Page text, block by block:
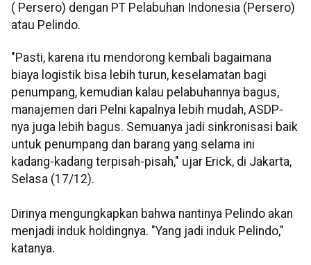
( Persero) dengan PT Pelabuhan Indonesia (Persero)
atau Pelindo.
"Pasti, karena itu mendorong kembali bagaimana
biaya logistik bisa lebih turun, keselamatan bagi
penumpang, kemudian kalau pelabuhannya bagus,
manajemen dari Pelni kapalnya lebih mudah, ASDP-
nya juga lebih bagus. Semuanya jadi sinkronisasi baik
untuk penumpang dan barang yang selama ini
kadang-kadang terpisah-pisah," ujar Erick, di Jakarta,
Selasa (17/12).
Dirinya mengungkapkan bahwa nantinya Pelindo akan
menjadi induk holdingnya. "Yang jadi induk Pelindo,"
katanya.